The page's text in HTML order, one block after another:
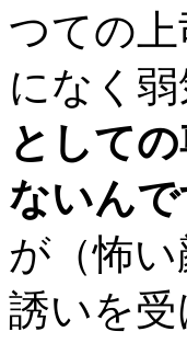
つての
になく
として
ないんで
が（怖
誘いを